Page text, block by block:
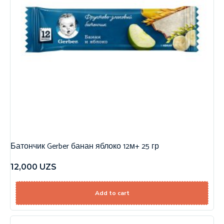
Батончик Gerber банан яблоко 12м+ 25 гр
12,000 UZS
Add to cart